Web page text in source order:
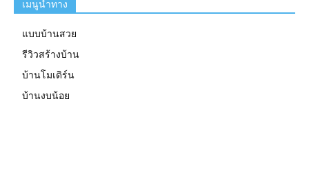
เมนูนำทาง
แบบบ้านสวย
รีวิวสร้างบ้าน
บ้านโมเดิร์น
บ้านงบน้อย